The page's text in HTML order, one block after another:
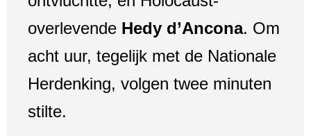
overlevende Hedy d’Ancona. Om
acht uur, tegelijk met de Nationale
Herdenking, volgen twee minuten
stilte.